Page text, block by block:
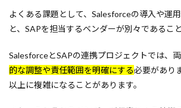
よくある課題として、Salesforceの導入や運
と、SAPを担当するベンダーが別々であるこ
SalesforceとSAPの連携プロジェクトでは、
的な調整や責任範囲を明確にする必要があり
以上に複雑になることがあります。